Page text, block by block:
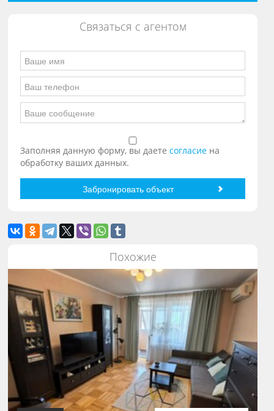
Связаться с агентом
Заполняя данную форму, вы даетесогласие на
обработку ваших данных.
Похожие